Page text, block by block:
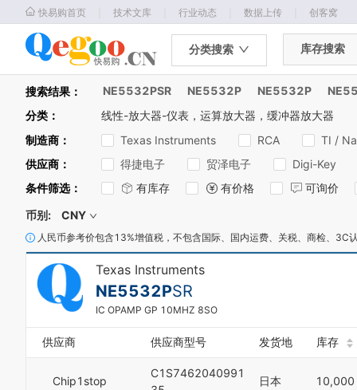
快易购首页 技术文库 行业动态 数据上传 创客窝
分类搜索 库存搜索
搜索结果： NE5532PSR NE5532P NE5532P
分类 ：
线性-放大器-仪表，运算放大器，缓冲器放大器
制造商 ： Texas Instruments RCA
TI /
供应商 ： 得捷电子 贸泽电子
Digi-Key
条件筛选： 有库存 有价格
可询价
币别:
CNY
人民币参考价包含13%增值税，不包含国际、国内运费、关税、商检、3C
Texas Instruments
NE5532PSR
IC OPAMP GP 10MHZ 8SO
供应商 供应商型号 发货地 库存
Chip1stop
C1S7462040991
日本 10,000
2
4
5
6
0
1
2